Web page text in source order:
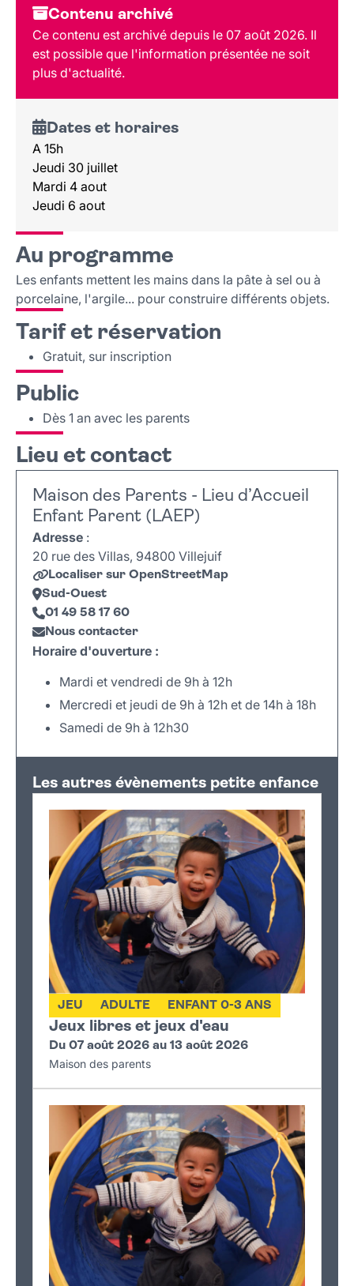
Dates et horaires
Au programme
Tarif et réservation
Public
Lieu et contact
Contenu archivé
Ce contenu est archivé depuis le 07 août 2026. Il
est possible que l'information présentée ne soit
plus d'actualité.
Dates et horaires
A 15h
Jeudi 30 juillet
Mardi 4 aout
Jeudi 6 aout
Au programme
Les enfants mettent les mains dans la pâte à sel ou à
porcelaine, l'argile... pour construire différents objets.
Tarif et réservation
Gratuit, sur inscription
Public
Dès 1 an avec les parents
Lieu et contact
Maison des Parents - Lieu d’Accueil
Enfant Parent (LAEP)
Adresse :
20 rue des Villas, 94800 Villejuif
Localiser sur OpenStreetMap
Sud-Ouest
01 49 58 17 60
Nous contacter
Horaire d'ouverture :
Mardi et vendredi de 9h à 12h
Mercredi et jeudi de 9h à 12h et de 14h à 18h
Samedi de 9h à 12h30
+
−
Les autres évènements petite enfance
Jeux libres et jeux d'eau
JEU ADULTE ENFANT 0-3 ANS
Du 07 août 2026 au 13 août 2026
Maison des parents